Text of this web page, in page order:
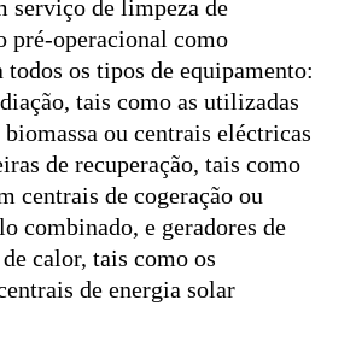
serviço de limpeza de
pré-operacional como
todos os tipos de equipamento:
tais como as utilizadas
ou centrais eléctricas
de recuperação, tais como
centrais de cogeração ou
combinado, e geradores de
calor, tais como os
de energia solar